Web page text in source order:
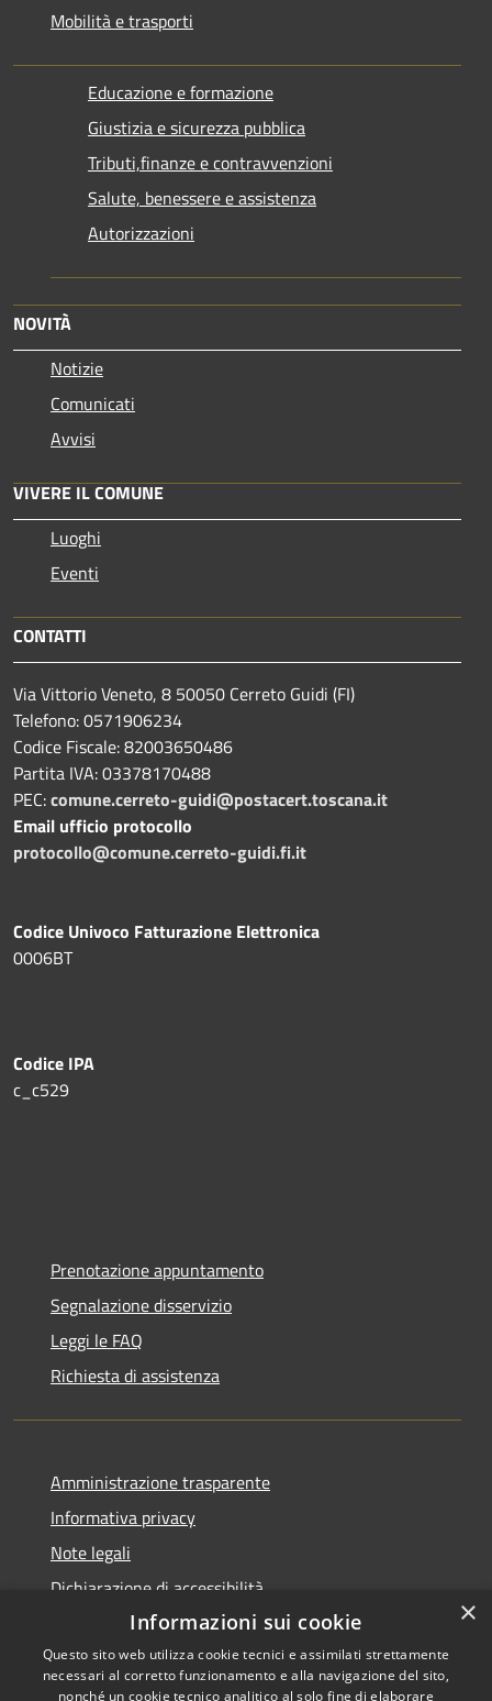
Mobilità e trasporti
Educazione e formazione
Giustizia e sicurezza pubblica
Tributi,finanze e contravvenzioni
Salute, benessere e assistenza
Autorizzazioni
NOVITÀ
Notizie
Comunicati
Avvisi
VIVERE IL COMUNE
Luoghi
Eventi
CONTATTI
Via Vittorio Veneto, 8 50050 Cerreto Guidi (FI)
Telefono: 0571906234
Codice Fiscale: 82003650486
Partita IVA: 03378170488
PEC:comune.cerreto-guidi@postacert.toscana.it
Email ufficio protocollo
protocollo@comune.cerreto-guidi.fi.it
Codice Univoco Fatturazione Elettronica
0006BT
Codice IPA
c_c529
Prenotazione appuntamento
Segnalazione disservizio
Leggi le FAQ
Richiesta di assistenza
Amministrazione trasparente
Informativa privacy
Note legali
Dichiarazione di accessibilità
×
Informazioni sui cookie
Questo sito web utilizza cookie tecnici e assimilati strettamente
necessari al corretto funzionamento e alla navigazione del sito,
nonché un cookie tecnico analitico al solo fine di elaborare